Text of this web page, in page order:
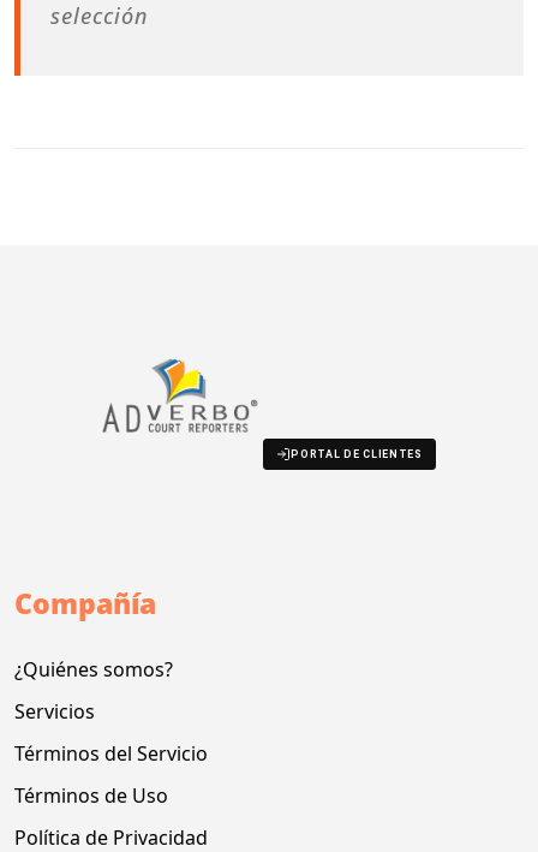
selección
PORTAL DE CLIENTES
Compañía
¿Quiénes somos?
Servicios
Términos del Servicio
Términos de Uso
Política de Privacidad